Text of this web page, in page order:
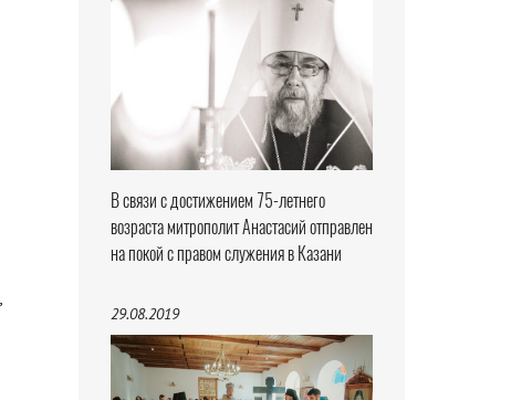
В связи с достижением 75-летнего
возраста митрополит Анастасий отправлен
на покой с правом служения в Казани
29.08.2019